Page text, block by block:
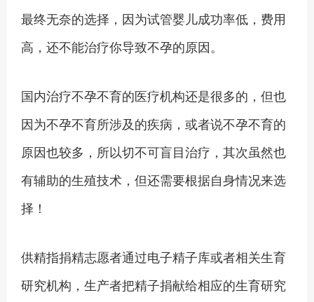
最终无奈的选择，因为试管婴儿成功率低，费用
高，还不能治疗你导致不孕的原因。
国内治疗不孕不育的医疗机构还是很多的，但也
因为不孕不育所涉及的疾病，或者说不孕不育的
原因也较多，所以切不可盲目治疗，其次虽然也
有辅助的生殖技术，但还需要根据自身情况来选
择！
供精指捐精志愿者通过电子精子库或者相关生育
研究机构，生产者把精子捐献给相应的生育研究